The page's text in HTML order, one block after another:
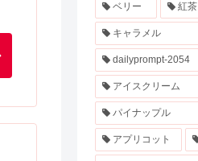
ベリー 紅茶
キャラメル
dailyprompt-2054
アイスクリーム
パイナップル
アプリコット